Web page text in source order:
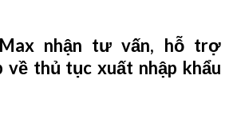
nhận tư vấn, hỗ trợ
về thủ tục xuất nhập khẩu